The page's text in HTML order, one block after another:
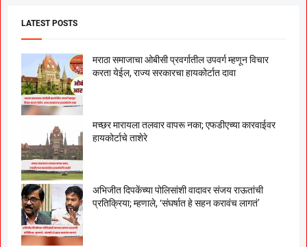
LATEST POSTS
मराठा समाजाचा ओबीसी प्रवर्गातील उपवर्ग म्हणून विचार
करता येईल, राज्य सरकारचा हायकोर्टात दावा
मच्छर मारायला तलवार वापरू नका; एफडीएच्या कारवाईवर
हायकोर्टाचे ताशेरे
अभिजीत दिपकेंच्या पोलिसांशी वादावर संजय राऊतांची
प्रतिक्रिया; म्हणाले, ‘संघर्षात हे सहन करावंच लागतं’